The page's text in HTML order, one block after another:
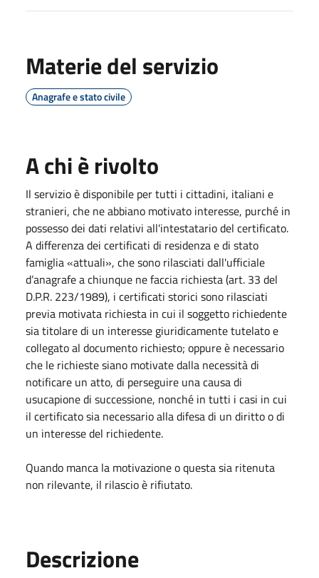
Materie del servizio
Anagrafe e stato civile
A chi è rivolto
Il servizio è disponibile per tutti i cittadini, italiani e
stranieri, che ne abbiano motivato interesse, purché in
possesso dei dati relativi all'intestatario del certificato.
A differenza dei certificati di residenza e di stato
famiglia «attuali», che sono rilasciati dall'ufficiale
d’anagrafe a chiunque ne faccia richiesta (art. 33 del
D.P.R. 223/1989), i certificati storici sono rilasciati
previa motivata richiesta in cui il soggetto richiedente
sia titolare di un interesse giuridicamente tutelato e
collegato al documento richiesto; oppure è necessario
che le richieste siano motivate dalla necessità di
notificare un atto, di perseguire una causa di
usucapione di successione, nonché in tutti i casi in cui
il certificato sia necessario alla difesa di un diritto o di
un interesse del richiedente.
Quando manca la motivazione o questa sia ritenuta
non rilevante, il rilascio è rifiutato.
Descrizione